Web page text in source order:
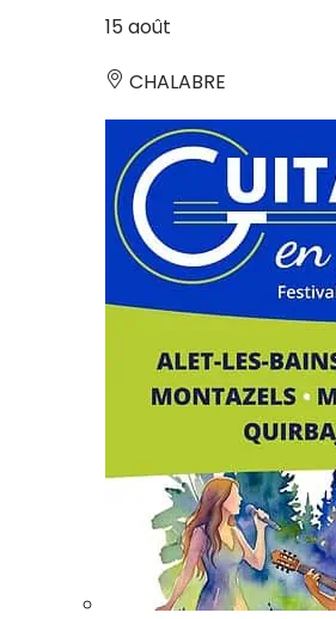
15 août
CHALABRE